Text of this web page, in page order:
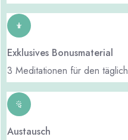
Exklusives Bonusmaterial
3 Meditationen für den
Austausch